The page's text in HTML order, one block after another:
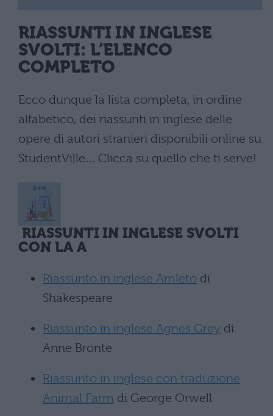
RIASSUNTI IN INGLESE
SVOLTI: L’ELENCO
COMPLETO
Ecco dunque la lista completa, in ordine
alfabetico, dei riassunti in inglese delle
opere di autori stranieri disponibili online su
StudentVille… Clicca su quello che ti serve!
RIASSUNTI IN INGLESE SVOLTI
CON LA A
Riassunto in inglese Amleto di
Shakespeare
Riassunto in inglese Agnes Grey di
Anne Bronte
Riassunto in inglese con traduzione
Animal Farm di George Orwell